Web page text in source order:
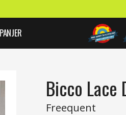
Bicco Lace
Freequent